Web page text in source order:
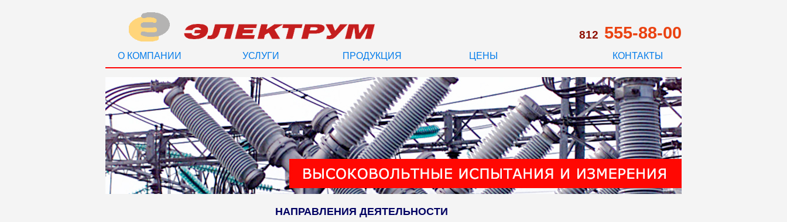
812 555-88-00
О КОМПАНИИ УСЛУГИ ПРОДУКЦИЯ ЦЕНЫ КОНТАКТЫ
НАПРАВЛЕНИЯ ДЕЯТЕЛЬНОСТИ